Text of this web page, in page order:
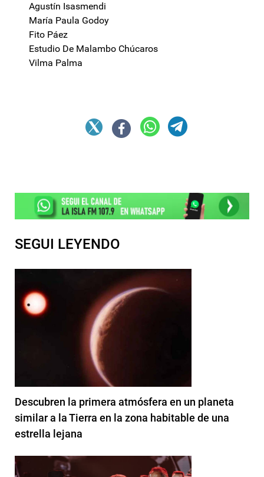
Agustín Isasmendi
María Paula Godoy
Fito Páez
Estudio De Malambo Chúcaros
Vilma Palma
SEGUI LEYENDO
Descubren la primera atmósfera en un planeta
similar a la Tierra en la zona habitable de una
estrella lejana